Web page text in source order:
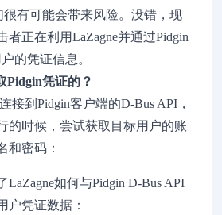
有可能会带来风险。没错，现
者正在利用LaZagne并通过Pidgin
的凭证信息。
Pidgin凭证的？
接到Pidgin客户端的D-Bus API，
的时候，尝试获取目标用户的账
和密码：
如何与Pidgin D-Bus API
户凭证数据：